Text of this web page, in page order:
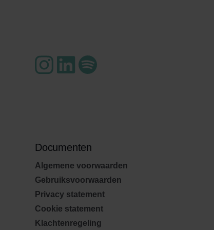
Documenten
Algemene voorwaarden
Gebruiksvoorwaarden
Privacy statement
Cookie statement
Klachtenregeling